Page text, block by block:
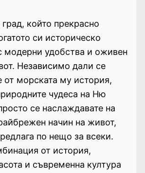
който прекрасно
си историческо
модерни удобства и оживен
Независимо дали се
от морската му история,
чудеса на Ню
се наслаждавате на
начин на живот,
по нещо за всеки.
от история,
и съвременна култура